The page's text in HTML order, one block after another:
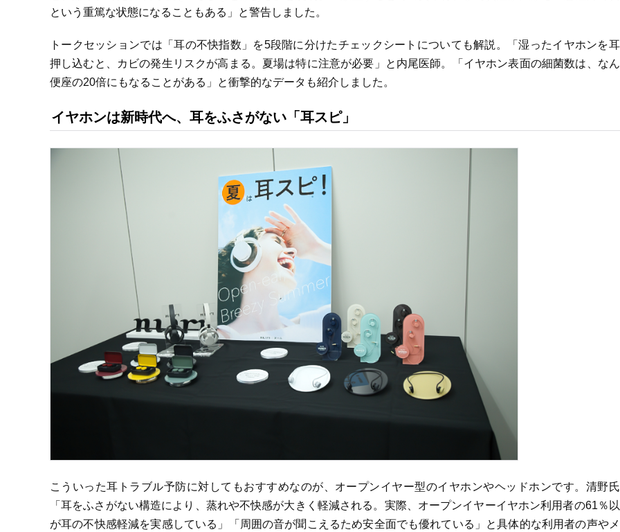
という重篤な状態になることもある」と警告しました。
トークセッションでは「耳の不快指数」を5段階に分けたチェックシートについても解説。「湿ったイヤホンを
押し込むと、カビの発生リスクが高まる。夏場は特に注意が必要」と内尾医師。「イヤホン表面の細菌数は、な
便座の20倍にもなることがある」と衝撃的なデータも紹介しました。
イヤホンは新時代へ、耳をふさがない「耳スピ」
こういった耳トラブル予防に対してもおすすめなのが、オープンイヤー型のイヤホンやヘッドホンです。清野
「耳をふさがない構造により、蒸れや不快感が大きく軽減される。実際、オープンイヤーイヤホン利用者の61％
が耳の不快感軽減を実感している」「周囲の音が聞こえるため安全面でも優れている」と具体的な利用者の声や